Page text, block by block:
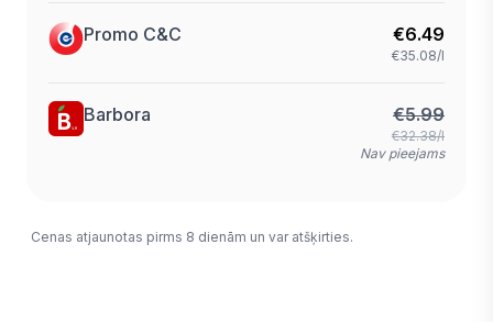
Promo C&C €6.49
€35.08/l
Barbora €5.99
€32.38/l
Nav pieejams
Cenas atjaunotas pirms 8 dienām un var atšķirties.